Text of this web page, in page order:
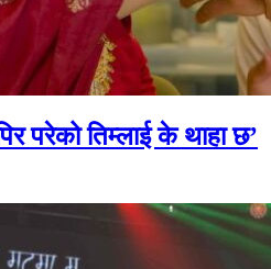
परेको तिम्लाई के थाहा छ’